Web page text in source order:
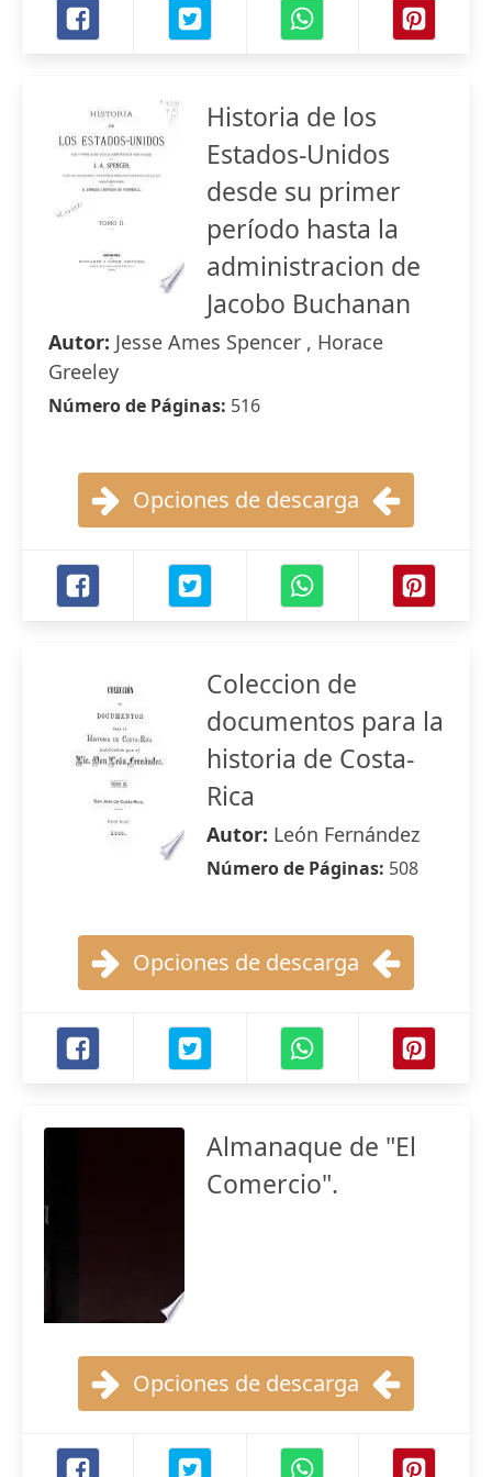
Historia de los
Estados-Unidos
desde su primer
período hasta la
administracion de
Jacobo Buchanan
Autor: Jesse Ames Spencer , Horace
Greeley
Número de Páginas: 516
Opciones de descarga
Coleccion de
documentos para la
historia de Costa-
Rica
Autor: León Fernández
Número de Páginas: 508
Opciones de descarga
Almanaque de "El
Comercio".
Opciones de descarga